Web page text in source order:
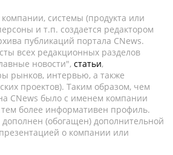
системы (продукта или
и т.п. создается редактором
публикаций портала CNews.
всех редакционных разделов
новости", статьи,
рынков, интервью, а также
проектов). Таким образом, чем
CNews было с именем компании
тем более информативен профиль.
(обогащен) дополнительной
о компании или